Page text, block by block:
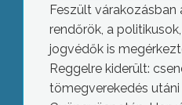
Feszült várakozásban
rendőrök, a
jogvédők is
Reggelre kiderült:
tömegverekedés utáni